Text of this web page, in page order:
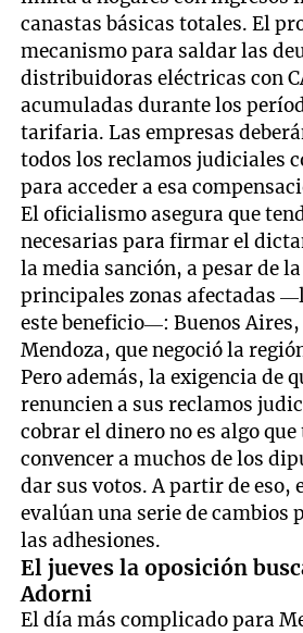
canastas básicas totales. El
mecanismo para saldar las
distribuidoras eléctricas con
acumuladas durante los
tarifaria. Las empresas
todos los reclamos judiciales
para acceder a esa
El oficialismo asegura que
necesarias para firmar el
la media sanción, a pesar de
principales zonas afectadas
este beneficio—: Buenos Aires,
Mendoza, que negoció la
Pero además, la exigencia de
renuncien a sus reclamos
cobrar el dinero no es algo
convencer a muchos de los
dar sus votos. A partir de eso,
evalúan una serie de cambios
las adhesiones.
El jueves la oposición
Adorni
El día más complicado para